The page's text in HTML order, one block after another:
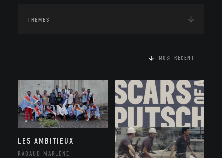
THEMES
MOST RECENT
LES AMBITIEUX
RABAUD MARLÈNE